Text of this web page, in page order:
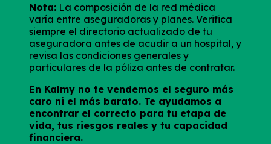
Nota: La composición de la red médica
varía entre aseguradoras y planes. Verifica
siempre el directorio actualizado de tu
aseguradora antes de acudir a un hospital, y
revisa las condiciones generales y
particulares de la póliza antes de contratar.
En Kalmy no te vendemos el seguro más
caro ni el más barato. Te ayudamos a
encontrar el correcto para tu etapa de
vida, tus riesgos reales y tu capacidad
financiera.